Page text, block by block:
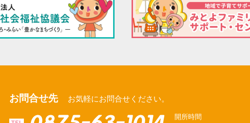
お問合せ先 お気軽にお問合せください。
開所時間